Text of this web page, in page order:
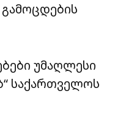
უმაღლესი
საქართველოს